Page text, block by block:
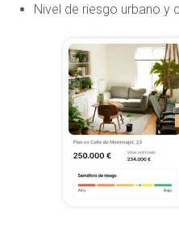
Nivel de riesgo urbano y